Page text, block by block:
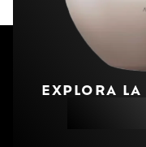
EXPLORA